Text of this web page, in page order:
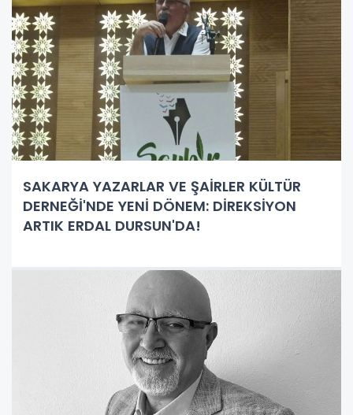
SAKARYA YAZARLAR VE ŞAİRLER KÜLTÜR
DERNEĞİ'NDE YENİ DÖNEM: DİREKSİYON
ARTIK ERDAL DURSUN'DA!